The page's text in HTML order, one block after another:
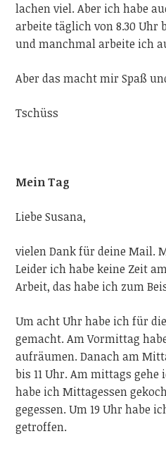
lachen viel. Aber ich habe
arbeite täglich von 8.30 Uhr
und manchmal arbeite ich
Aber das macht mir Spaß
Tschüss
Mein Tag
Liebe Susana,
vielen Dank für deine Mail.
Leider ich habe keine Zeit
Arbeit, das habe ich zum
Um acht Uhr habe ich für
gemacht. Am Vormittag
aufräumen. Danach am
bis 11 Uhr. Am mittags
habe ich Mittagessen
gegessen. Um 19 Uhr habe
getroffen.